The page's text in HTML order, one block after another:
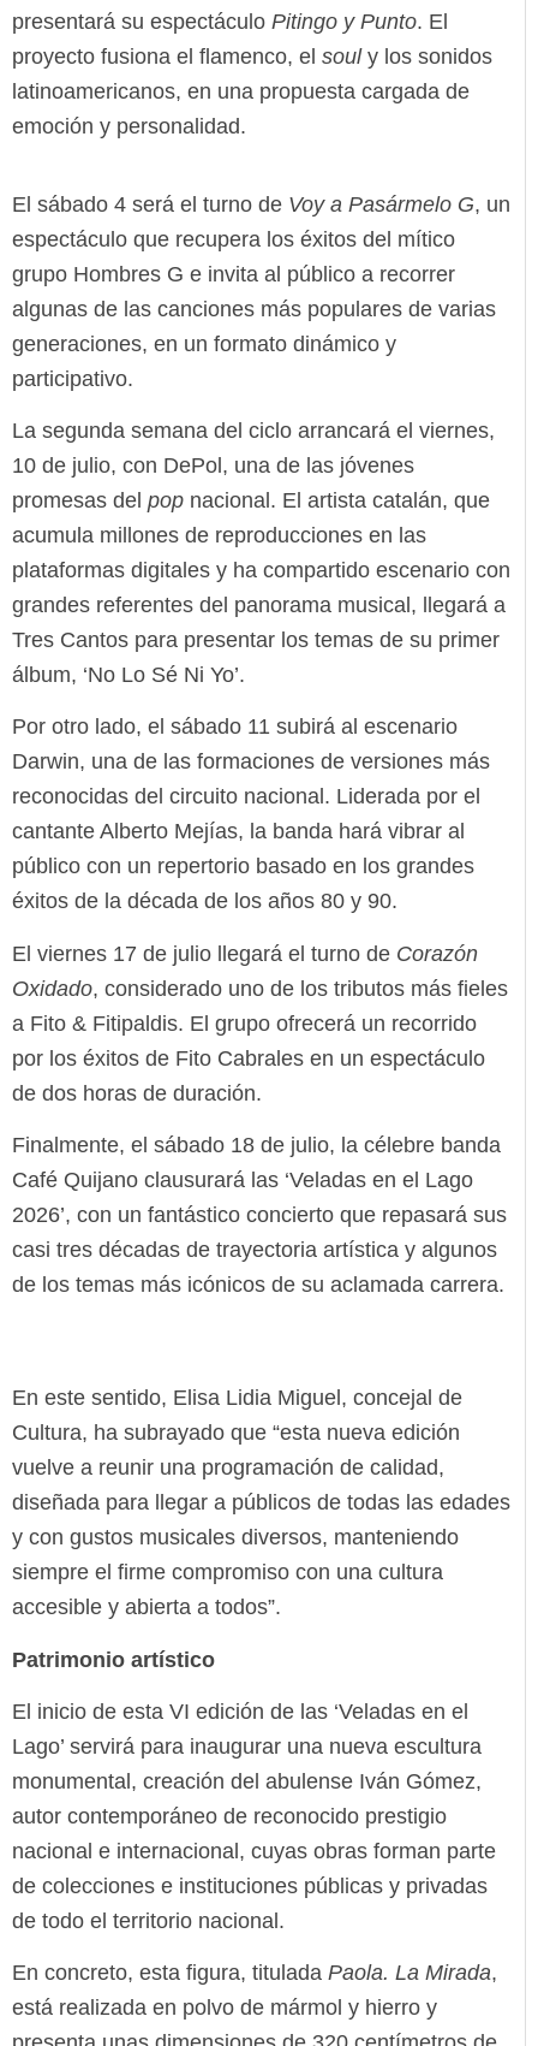
presentará su espectáculo Pitingo y Punto. El
proyecto fusiona el flamenco, el souly los sonidos
latinoamericanos, en una propuesta cargada de
emoción y personalidad.
El sábado 4 será el turno de Voy a Pasármelo G, un
espectáculo que recupera los éxitos del mítico
grupo Hombres G e invita al público a recorrer
algunas de las canciones más populares de varias
generaciones, en un formato dinámico y
participativo.
La segunda semana del ciclo arrancará el viernes,
10 de julio, con DePol, una de las jóvenes
promesas del pop nacional. El artista catalán, que
acumula millones de reproducciones en las
plataformas digitales y ha compartido escenario con
grandes referentes del panorama musical, llegará a
Tres Cantos para presentar los temas de su primer
álbum, ‘No Lo Sé Ni Yo’.
Por otro lado, el sábado 11 subirá al escenario
Darwin, una de las formaciones de versiones más
reconocidas del circuito nacional. Liderada por el
cantante Alberto Mejías, la banda hará vibrar al
público con un repertorio basado en los grandes
éxitos de la década de los años 80 y 90.
El viernes 17 de julio llegará el turno de Corazón
Oxidado, considerado uno de los tributos más fieles
a Fito & Fitipaldis. El grupo ofrecerá un recorrido
por los éxitos de Fito Cabrales en un espectáculo
de dos horas de duración.
Finalmente, el sábado 18 de julio, la célebre banda
Café Quijano clausurará las ‘Veladas en el Lago
2026’, con un fantástico concierto que repasará sus
casi tres décadas de trayectoria artística y algunos
de los temas más icónicos de su aclamada carrera.
En este sentido, Elisa Lidia Miguel, concejal de
Cultura, ha subrayado que “esta nueva edición
vuelve a reunir una programación de calidad,
diseñada para llegar a públicos de todas las edades
y con gustos musicales diversos, manteniendo
siempre el firme compromiso con una cultura
accesible y abierta a todos”.
Patrimonio artístico
El inicio de esta VI edición de las ‘Veladas en el
Lago’ servirá para inaugurar una nueva escultura
monumental, creación del abulense Iván Gómez,
autor contemporáneo de reconocido prestigio
nacional e internacional, cuyas obras forman parte
de colecciones e instituciones públicas y privadas
de todo el territorio nacional.
En concreto, esta figura, titulada Paola. La Mirada,
está realizada en polvo de mármol y hierro y